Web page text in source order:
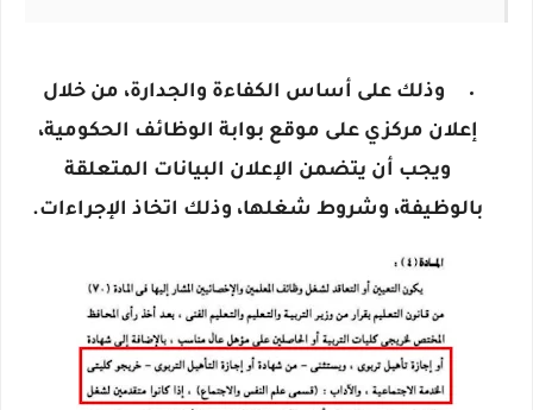
وذلك على أساس الكفاءة والجدارة، من خلال
إعلان مركزي على موقع بوابة الوظائف الحكومية،
ويجب أن يتضمن الإعلان البيانات المتعلقة
بالوظيفة، وشروط شغلها، وذلك اتخاذ الإجراءات.